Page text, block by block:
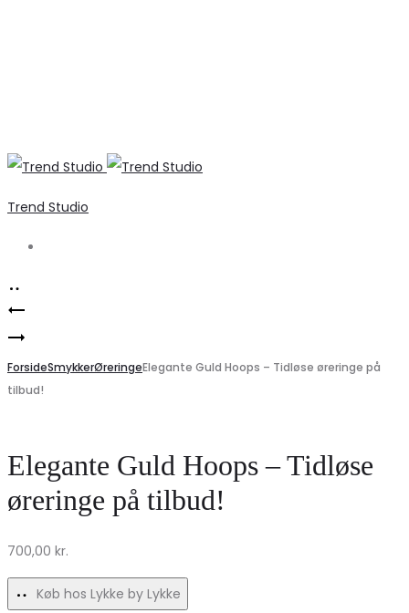
Trend Studio
Product
navigation
Øreringe
–
–
Gold
Ane
Store
Sølv
Elegante
øreringe
udsalg!
ForsideSmykkerØreringeElegante Guld Hoops – Tidløse øreringe på
tilbud!
Elegante Guld Hoops – Tidløse
øreringe på tilbud!
700,00 kr.
Køb hos Lykke by Lykke